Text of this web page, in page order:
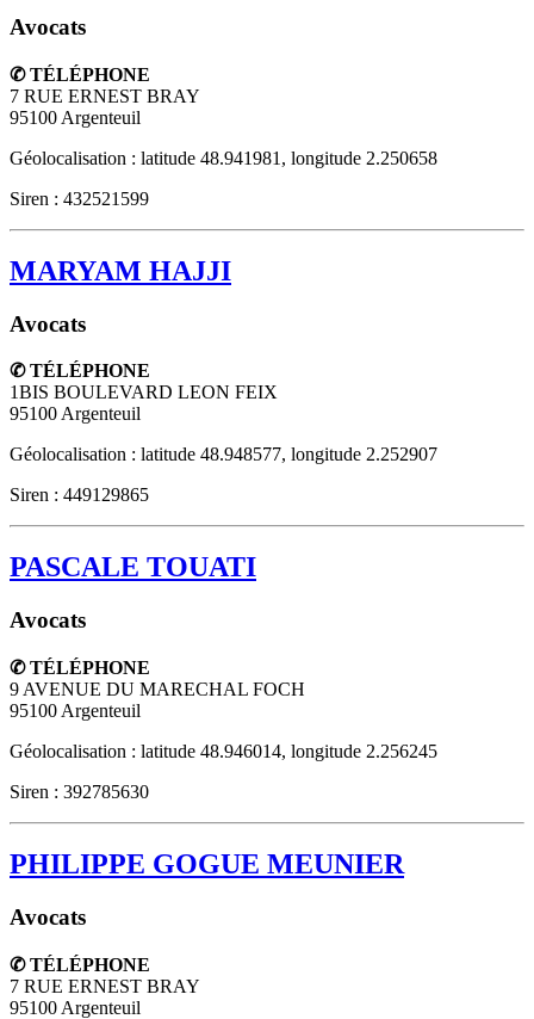
Avocats
✆ TÉLÉPHONE
7 RUE ERNEST BRAY
95100 Argenteuil
Géolocalisation : latitude 48.941981, longitude 2.250658
Siren : 432521599
MARYAM HAJJI
Avocats
✆ TÉLÉPHONE
1BIS BOULEVARD LEON FEIX
95100Argenteuil
Géolocalisation : latitude 48.948577, longitude 2.252907
Siren : 449129865
PASCALE TOUATI
Avocats
✆ TÉLÉPHONE
9 AVENUE DU MARECHAL FOCH
95100 Argenteuil
Géolocalisation : latitude 48.946014, longitude 2.256245
Siren : 392785630
PHILIPPE GOGUE MEUNIER
Avocats
✆ TÉLÉPHONE
7 RUE ERNEST BRAY
95100 Argenteuil